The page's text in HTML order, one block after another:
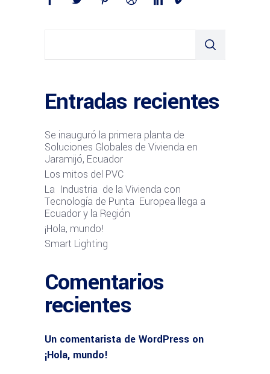
Entradas recientes
Se inauguró la primera planta de
Soluciones Globales de Vivienda en
Jaramijó, Ecuador
Los mitos del PVC
La Industria de la Vivienda con
Tecnología de Punta Europea llega a
Ecuador y la Región
¡Hola, mundo!
Smart Lighting
Comentarios
recientes
Un comentarista de WordPress on
¡Hola, mundo!